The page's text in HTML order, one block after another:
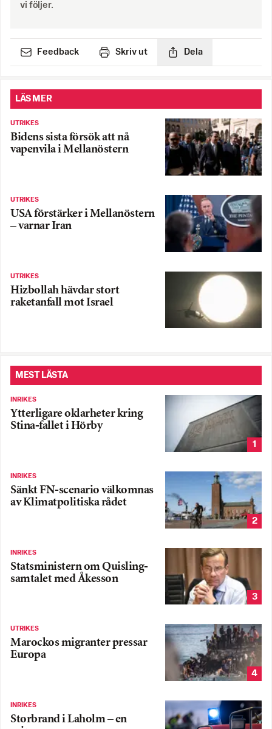
vi följer.
Feedback Skriv ut Dela
LÄS MER
UTRIKES
Bidens sista försök att nå
vapenvila i Mellanöstern
UTRIKES
USA förstärker i Mellanöstern
– varnar Iran
UTRIKES
Hizbollah hävdar stort
raketanfall mot Israel
MEST LÄSTA
INRIKES
Ytterligare oklarheter kring
Stina-fallet i Hörby
1
INRIKES
Sänkt FN-scenario välkomnas
av Klimatpolitiska rådet
2
INRIKES
Statsministern om Quisling-
samtalet med Åkesson
3
UTRIKES
Marockos migranter pressar
Europa
4
INRIKES
Storbrand i Laholm – en